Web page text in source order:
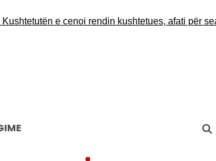
e cenoi rendin kushtetues, afati për seancë